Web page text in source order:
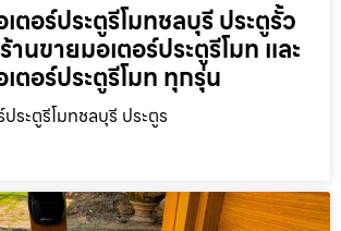
ตอร์ประตูรีโมทชลบุรี ประตูรั้ว
นขายมอเตอร์ประตูรีโมท และ
ตอร์ประตูรีโมท ทุกรุ่น
ระตูรีโมทชลบุรี ประตูร